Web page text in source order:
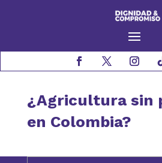
¿Agricultura sin
en Colombia?